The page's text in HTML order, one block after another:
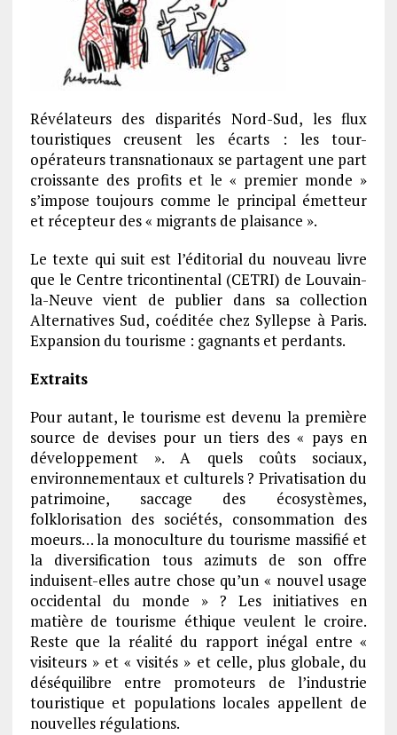
Révélateurs des disparités Nord-Sud, les flux
touristiques creusent les écarts : les tour-
opérateurs transnationaux se partagent une part
croissante des profits et le « premier monde »
s’impose toujours comme le principal émetteur
et récepteur des « migrants de plaisance ».
Le texte qui suit est l’éditorial du nouveau livre
que le Centre tricontinental (CETRI) de Louvain-
la-Neuve vient de publier dans sa collection
Alternatives Sud, coéditée chez Syllepse à Paris.
Expansion du tourisme : gagnants et perdants.
Extraits
Pour autant, le tourisme est devenu la première
source de devises pour un tiers des « pays en
développement ». A quels coûts sociaux,
environnementaux et culturels ? Privatisation du
patrimoine, saccage des écosystèmes,
folklorisation des sociétés, consommation des
moeurs… la monoculture du tourisme massifié et
la diversification tous azimuts de son offre
induisent-elles autre chose qu’un « nouvel usage
occidental du monde » ? Les initiatives en
matière de tourisme éthique veulent le croire.
Reste que la réalité du rapport inégal entre «
visiteurs » et « visités » et celle, plus globale, du
déséquilibre entre promoteurs de l’industrie
touristique et populations locales appellent de
nouvelles régulations.